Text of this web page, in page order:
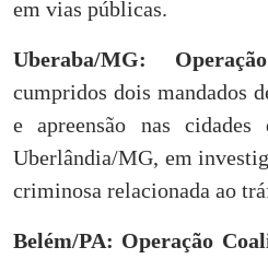
em vias públicas.
Uberaba/MG:
cumpridos dois mandados
e apreensão nas
Uberlândia/MG, em
criminosa relacionada ao
Belém/PA: Operação